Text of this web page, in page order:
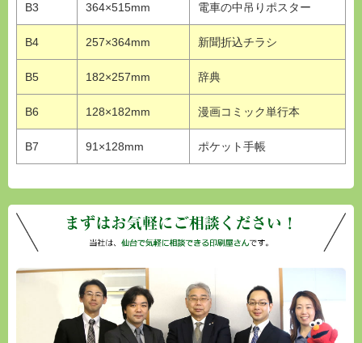
B3 364×515mm 電車の中吊りポスター
B4 257×364mm 新聞折込チラシ
B5 182×257mm 辞典
B6 128×182mm 漫画コミック単行本
B7 91×128mm ポケット手帳